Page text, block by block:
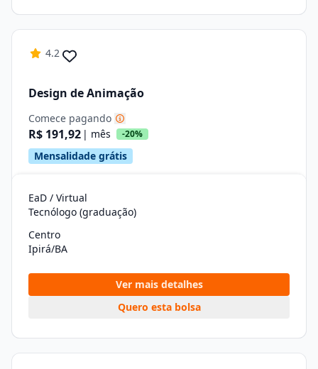
4.2
Design de Animação
Comece pagando
R$ 191,92 | mês -20%
Mensalidade grátis
EaD / Virtual
Tecnólogo (graduação)
Centro
Ipirá/BA
Ver mais detalhes
Quero esta bolsa